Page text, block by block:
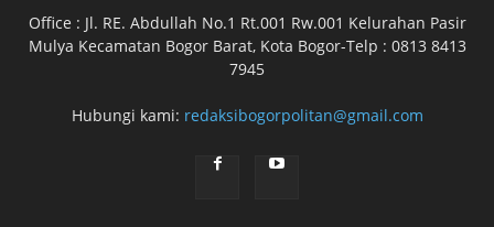
Office : Jl. RE. Abdullah No.1 Rt.001 Rw.001 Kelurahan Pasir
Mulya Kecamatan Bogor Barat, Kota Bogor-Telp : 0813 8413
7945
Hubungi kami: redaksibogorpolitan@gmail.com